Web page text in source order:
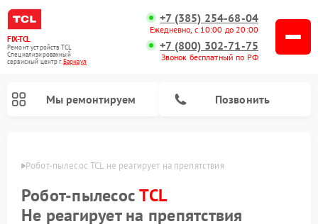
FIX-TCL
Ремонт устройств TCL
Специализированный
cервисный центр г.Барнаул
+7 (385) 254-68-04
Ежедневно, с 10:00 до 20:00
+7 (800) 302-71-75
Звонок бесплатный по РФ
Мы ремонтируем Позвонить
Робот-пылесос TCL не реагирует на препятствия
Робот-пылесосTCL
Не реагирует на препятствия